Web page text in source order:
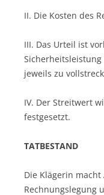
II. Die Kosten des
III. Das Urteil ist
Sicherheitsleistung
jeweils zu
IV. Der Streitwert
festgesetzt.
TATBESTAND
Die Klägerin
Rechnungslegung